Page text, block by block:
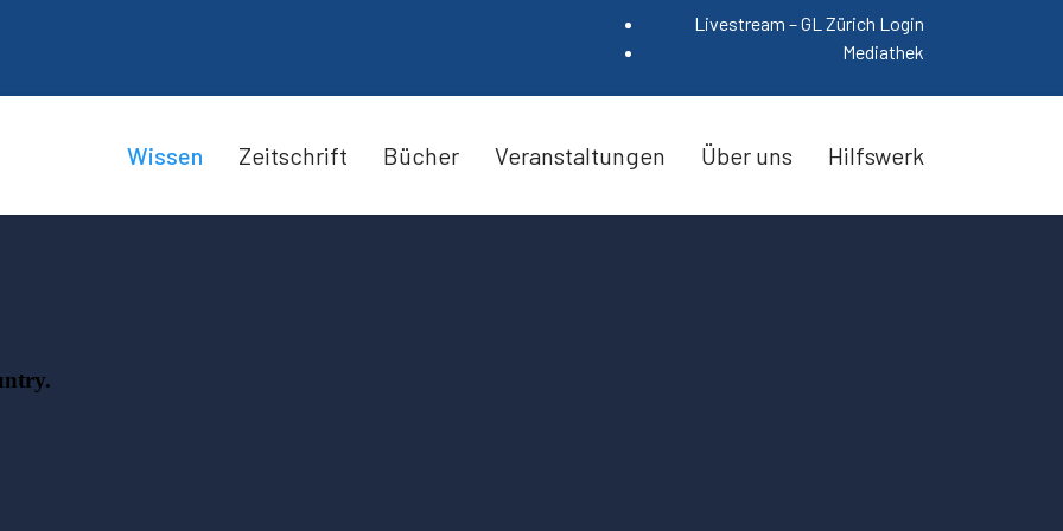
Livestream – GL Zürich Login
Mediathek
Wissen Zeitschrift Bücher Veranstaltungen Über uns Hilfswerk